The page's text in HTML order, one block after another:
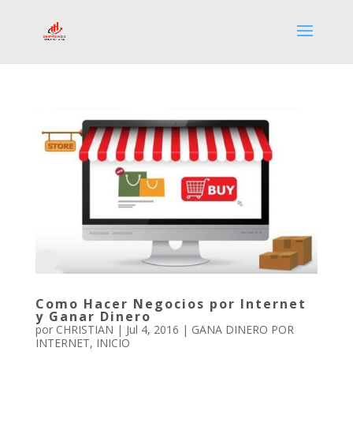
Como Hacer Negocios por Internet
y Ganar Dinero
por CHRISTIAN | Jul 4, 2016 | GANA DINERO POR
INTERNET, INICIO